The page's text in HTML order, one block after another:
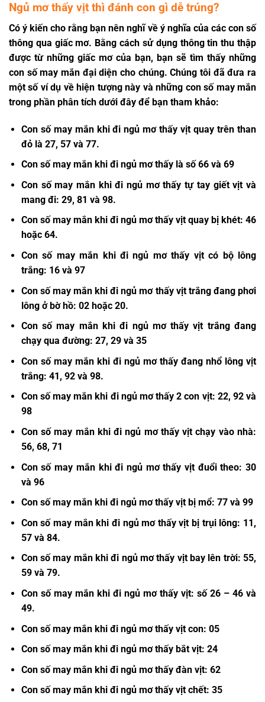
Ngủ mơ thấy vịt thì đánh con gì dễ trúng?
Có ý kiến ​​​​cho rằng bạn nên nghĩ về ý nghĩa của các con số
thông qua giấc mơ. Bằng cách sử dụng thông tin thu thập
được từ những giấc mơ của bạn, bạn sẽ tìm thấy những
con số may mắn đại diện cho chúng. Chúng tôi đã đưa ra
một số ví dụ về hiện tượng này và những con số may mắn
trong phần phân tích dưới đây để bạn tham khảo:
Con số may mắn khi đi ngủ mơ thấy vịt quay trên than
đỏ là 27, 57 và 77.
Con số may mắn khi đi ngủ mơ thấy là số 66 và 69
Con số may mắn khi đi ngủ mơ thấy tự tay giết vịt và
mang đi: 29, 81 và 98.
Con số may mắn khi đi ngủ mơ thấy vịt quay bị khét: 46
hoặc 64.
Con số may mắn khi đi ngủ mơ thấy vịt có bộ lông
trắng: 16 và 97
Con số may mắn khi đi ngủ mơ thấy vịt trắng đang phơi
lông ở bờ hồ: 02 hoặc 20.
Con số may mắn khi đi ngủ mơ thấy vịt trắng đang
chạy qua đường: 27, 29 và 35
Con số may mắn khi đi ngủ mơ thấy đang nhổ lông vịt
trắng: 41, 92 và 98.
Con số may mắn khi đi ngủ mơ thấy 2 con vịt: 22, 92 và
98
Con số may mắn khi đi ngủ mơ thấy vịt chạy vào nhà:
56, 68, 71
Con số may mắn khi đi ngủ mơ thấy vịt đuổi theo: 30
và 96
Con số may mắn khi đi ngủ mơ thấy vịt bị mổ: 77 và 99
Con số may mắn khi đi ngủ mơ thấy vịt bị trụi lông: 11,
57 và 84.
Con số may mắn khi đi ngủ mơ thấy vịt bay lên trời: 55,
59 và 79.
Con số may mắn khi đi ngủ mơ thấy vịt: số 26 – 46 và
49.
Con số may mắn khi đi ngủ mơ thấy vịt con: 05
Con số may mắn khi đi ngủ mơ thấy bắt vịt: 24
Con số may mắn khi đi ngủ mơ thấy đàn vịt: 62
Con số may mắn khi đi ngủ mơ thấy vịt chết: 35